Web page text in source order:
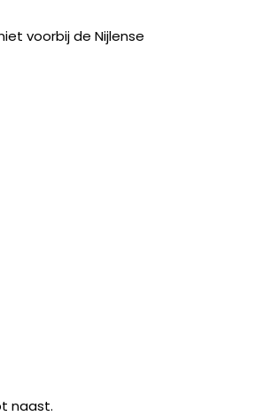
voorbij de Nijlense
naast.